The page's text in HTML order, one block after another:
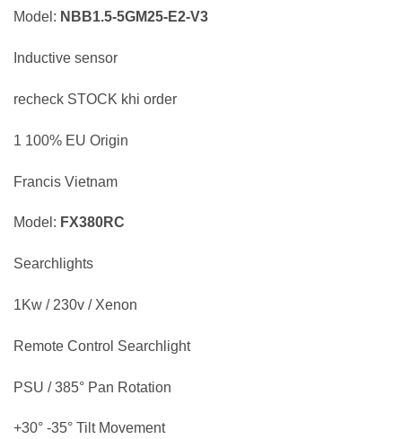
Model: NBB1.5-5GM25-E2-V3
Inductive sensor
recheck STOCK khi order
1 100% EU Origin
Francis Vietnam
Model: FX380RC
Searchlights
1Kw / 230v / Xenon
Remote Control Searchlight
PSU / 385° Pan Rotation
+30° -35° Tilt Movement